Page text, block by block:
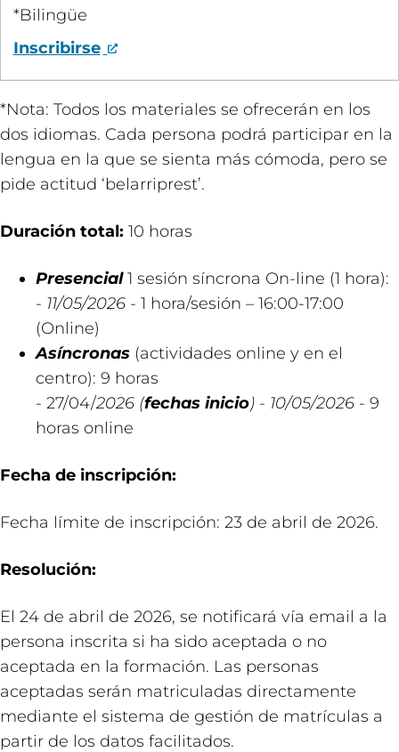
*Bilingüe
Inscribirse
*Nota: Todos los materiales se ofrecerán en los
dos idiomas. Cada persona podrá participar en la
lengua en la que se sienta más cómoda, pero se
pide actitud ‘belarriprest’.
Duración total: 10 horas
Presencial1 sesión síncrona On-line (1 hora):
- 11/05/2026 - 1 hora/sesión – 16:00-17:00
(Online)
Asíncronas (actividades online y en el
centro): 9 horas
- 27/04/2026 (fechas inicio) - 10/05/2026 - 9
horas online
Fecha de inscripción:
Fecha límite de inscripción: 23 de abril de 2026.
Resolución:
El 24 de abril de 2026, se notificará vía email a la
persona inscrita si ha sido aceptada o no
aceptada en la formación. Las personas
aceptadas serán matriculadas directamente
mediante el sistema de gestión de matrículas a
partir de los datos facilitados.